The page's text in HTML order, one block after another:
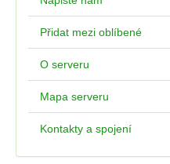
Přidat mezi oblíbené
O serveru
Mapa serveru
Kontakty a spojení